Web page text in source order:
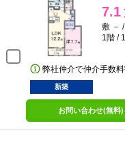
7.1
敷 －
1階 /
弊社仲介で仲介手数
新築
お問い合わせ(無料)